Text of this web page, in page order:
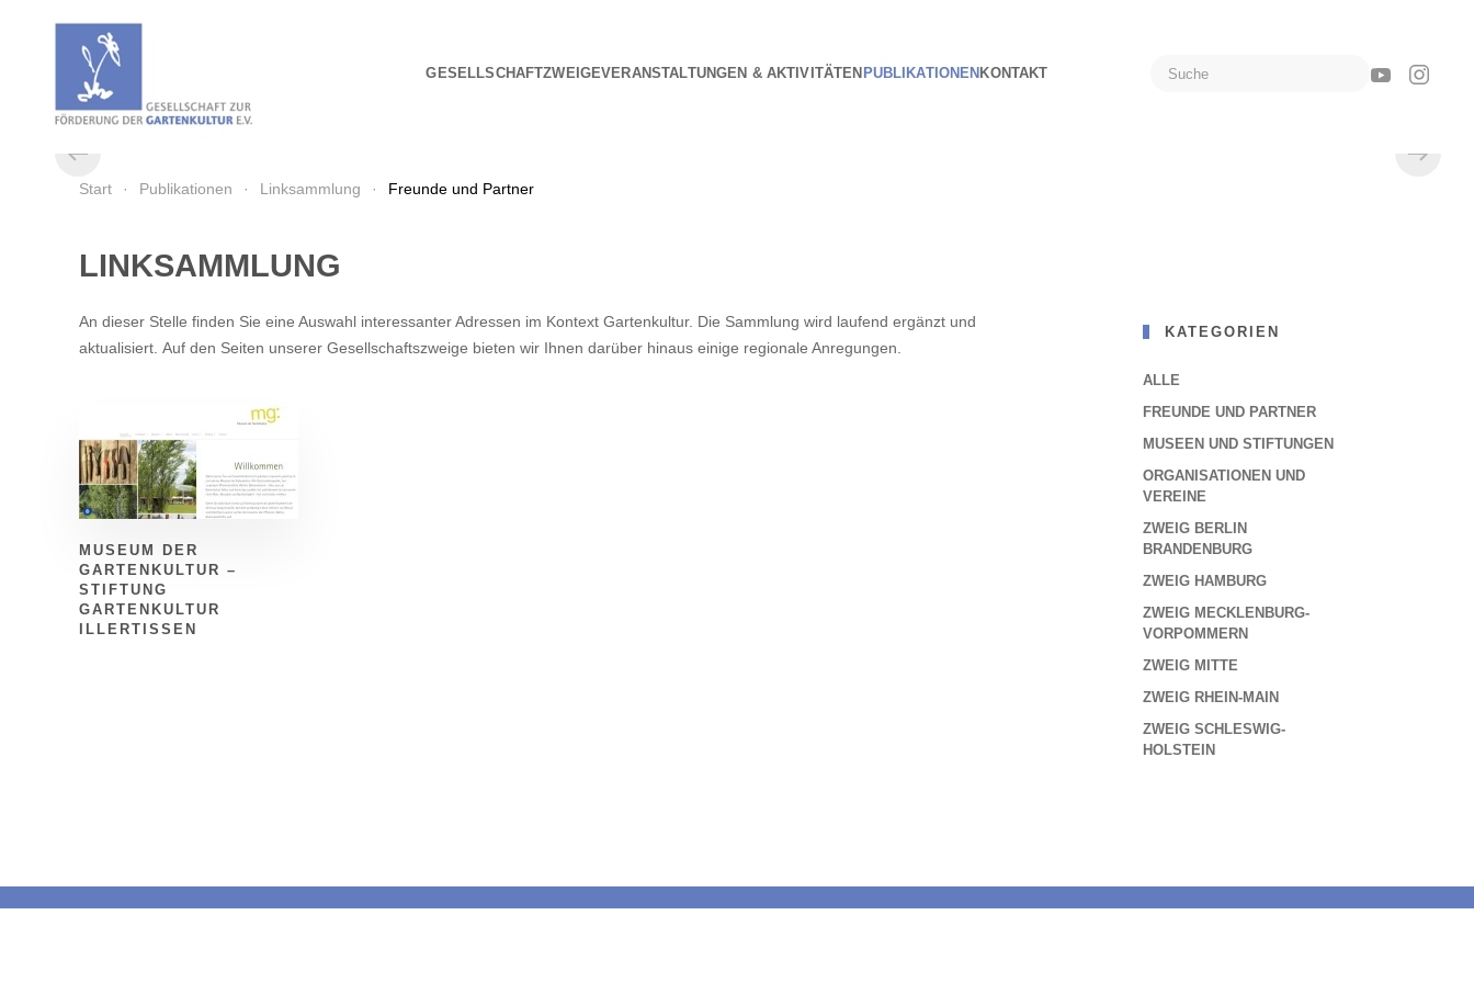
Zum Hauptinhalt springen
GESELLSCHAFTZWEIGEVERANSTALTUNGEN & AKTIVITÄTEN PUBLIKATIONEN KONTAKT
Start Publikationen Linksammlung Freunde und Partner
LINKSAMMLUNG
An dieser Stelle finden Sie eine Auswahl interessanter Adressen im Kontext Gartenkultur. Die Sammlung wird laufend ergänzt und
aktualisiert. Auf den Seiten unserer Gesellschaftszweige bieten wir Ihnen darüber hinaus einige regionale Anregungen.
MUSEUM DER
GARTENKULTUR –
STIFTUNG
GARTENKULTUR
ILLERTISSEN
KATEGORIEN
ALLE
FREUNDE UND PARTNER
MUSEEN UND STIFTUNGEN
ORGANISATIONEN UND
VEREINE
ZWEIG BERLIN
BRANDENBURG
ZWEIG HAMBURG
ZWEIG MECKLENBURG-
VORPOMMERN
ZWEIG MITTE
ZWEIG RHEIN-MAIN
ZWEIG SCHLESWIG-
HOLSTEIN